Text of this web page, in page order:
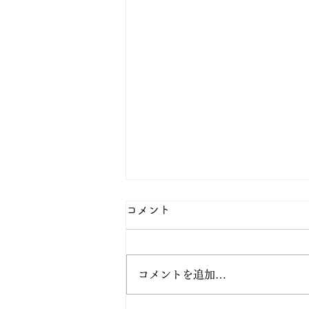
八月の行事予定
方での新盆参りがあるため休会し
ます。 七日（金曜）正行寺布教
コメント
コメントを追加…